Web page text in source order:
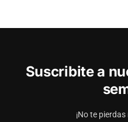
Suscribite a
¡No te